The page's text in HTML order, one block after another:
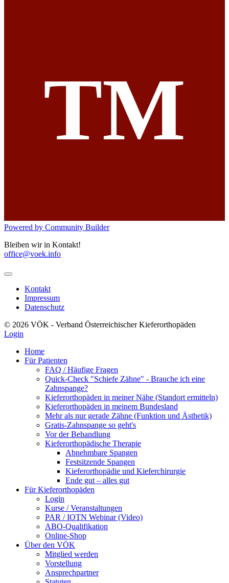
TM
Powered by Community Builder
Bleiben wir in Kontakt!
office@voek.info
Kontakt
Impressum
Datenschutz
© 2026 VÖK - Verband Österreichischer Kieferorthopäden
Login
Home
Für Patienten
FAQ / Häufige Fragen
Quick-Check "Schiefe Zähne" - Brauche ich eine
Zahnspange?
Kieferorthopäden in meiner Nähe (Standort ermitteln)
Kieferorthopäden in meinem Bundesland
Mehr als nur gerade Zähne (Funktion und Ästhetik)
Gratis-Zahnspange so geht's
Vor der Behandlung
Kieferorthopädische Therapie
Abnehmbare Spangen
Festsitzende Spangen
Kieferorthopädie und Kieferchirurgie
Ende gut – alles gut
Für Kieferorthopäden
Login
Kurse / Veranstaltungen
PAR / IOTN Webinar (Video)
ABO-Qualifikation
Online-Shop
Über den VÖK
Mitglied werden
Vorstellung
Ansprechpartner